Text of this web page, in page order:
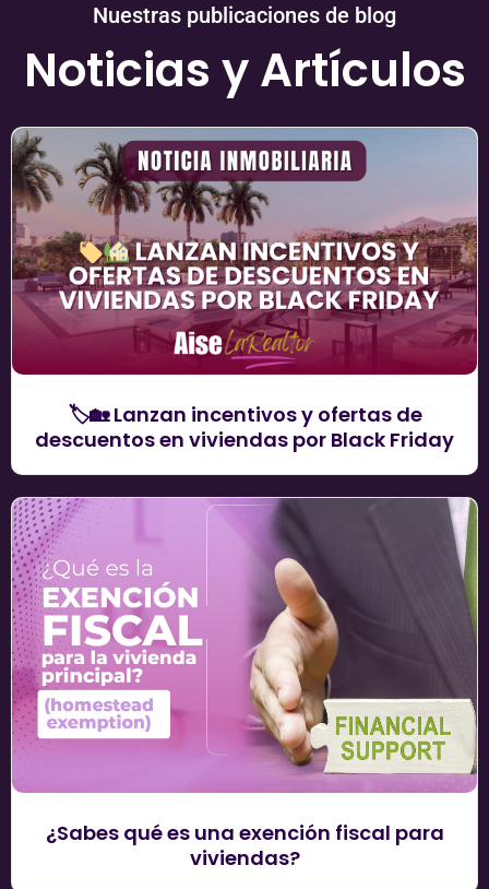
Nuestras publicaciones de blog
Noticias y Artículos
🏷️🏡 Lanzan incentivos y ofertas de
descuentos en viviendas por Black Friday
¿Sabes qué es una exención fiscal para
viviendas?